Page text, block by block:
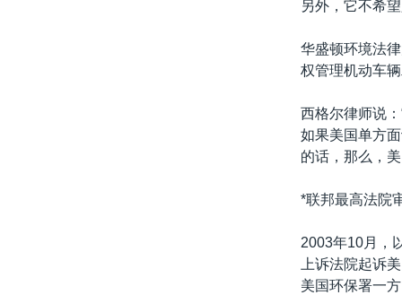
另外，它不希
华盛顿环境法
权管理机动车
西格尔律师说
如果美国单方
的话，那么，
*联邦最高法院
2003年10月，
上诉法院起诉
美国环保署一